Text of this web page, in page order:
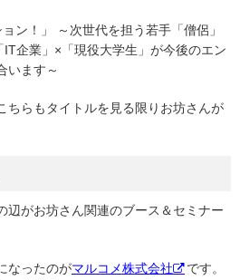
ン！」 ～次世代を担う若手「僧侶」
企業」×「現役大学生」が今後のエン
います～
ちらもタイトルを見る限りお坊さんが
辺がお坊さん関連のブース＆セミナー
なったのがマルコメ株式会社
です。